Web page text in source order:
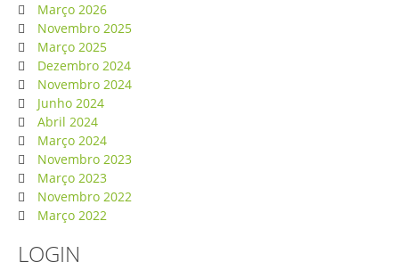
Março 2026
Novembro 2025
Março 2025
Dezembro 2024
Novembro 2024
Junho 2024
Abril 2024
Março 2024
Novembro 2023
Março 2023
Novembro 2022
Março 2022
LOGIN